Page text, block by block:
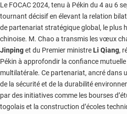
Le FOCAC 2024, tenu à Pékin du 4 au 6
tournant décisif en élevant la relation
de partenariat stratégique global, le plus
chinoise. M. Chao a transmis les vœux
Jinpinget du Premier ministre Li Qiang,
Pékin à approfondir la confiance
multilatérale. Ce partenariat, ancré dans
de la sécurité et de la durabilité
par des initiatives comme les bourses
togolais et la construction d’écoles